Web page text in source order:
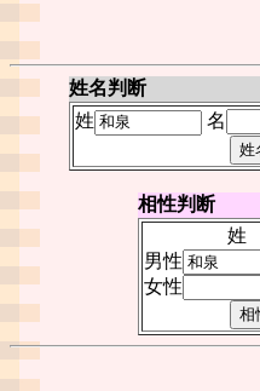
姓名判断
姓
名
相性判断
姓
男性
女性